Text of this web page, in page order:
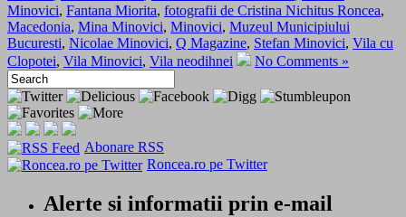
Minovici, Fantana Miorita, fotografii de Cristina Nichitus Roncea,
Macedonia, Mina Minovici, Minovici, Muzeul Municipiului
Bucuresti, Nicolae Minovici, Q Magazine, Stefan Minovici, Vila cu
Clopotei, Vila Minovici, Vila neodihnei No Comments »
Abonare RSS
Roncea.ro pe Twitter
Alerte si informatii prin e-mail